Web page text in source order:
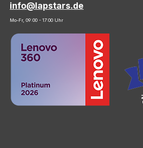
info@lapstars.de
Mo-Fr, 09:00 - 17:00 Uhr